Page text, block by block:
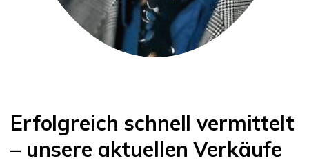
Erfolgreich schnell vermittelt
– unsere aktuellen Verkäufe